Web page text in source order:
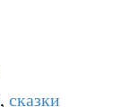
, сказки